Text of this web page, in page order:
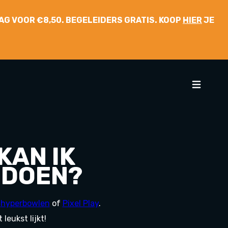
VOOR €8,50. BEGELEIDERS GRATIS. KOOP HIERJE
IK
hyperbowlen of Pixel Play.
leukst lijkt!